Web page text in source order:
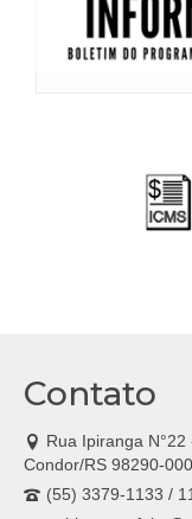
Contato
Rua Ipiranga N°22
Condor/RS 98290-000
(55) 3379-1133 /